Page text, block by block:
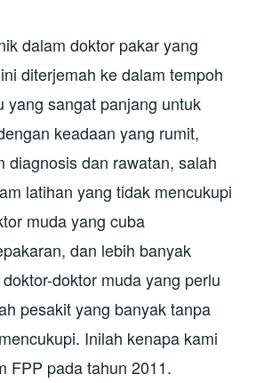
dalam doktor pakar yang
diterjemah ke dalam tempoh
yang sangat panjang untuk
keadaan yang rumit,
diagnosis dan rawatan, salah
latihan yang tidak mencukupi
muda yang cuba
dan lebih banyak
doktor muda yang perlu
pesakit yang banyak tanpa
Inilah kenapa kami
FPP pada tahun 2011.